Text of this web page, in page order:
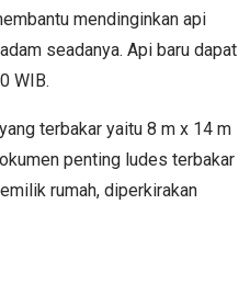
mendinginkan api
seadanya. Api baru dapat
WIB.
terbakar yaitu 8 m x 14 m
penting ludes terbakar
rumah, diperkirakan